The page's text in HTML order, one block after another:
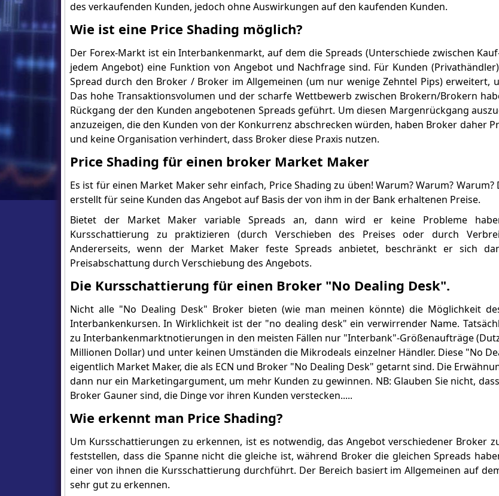
des verkaufenden Kunden, jedoch ohne Auswirkungen auf den kaufenden Kunden.
Wie ist eine Price Shading möglich?
Der Forex-Markt ist ein Interbankenmarkt, auf dem die Spreads (Unterschiede zwischen
jedem Angebot) eine Funktion von Angebot und Nachfrage sind. Für Kunden
Spread durch den Broker / Broker im Allgemeinen (um nur wenige Zehntel Pips) erweitert,
Das hohe Transaktionsvolumen und der scharfe Wettbewerb zwischen Brokern/Brokern
Rückgang der den Kunden angebotenen Spreads geführt. Um diesen Margenrückgang
anzuzeigen, die den Kunden von der Konkurrenz abschrecken würden, haben Broker daher
und keine Organisation verhindert, dass Broker diese Praxis nutzen.
Price Shading für einen broker Market Maker
Es ist für einen Market Maker sehr einfach, Price Shading zu üben! Warum? Warum?
erstellt für seine Kunden das Angebot auf Basis der von ihm in der Bank erhaltenen Preise.
Bietet der Market Maker variable Spreads an, dann wird er keine Probleme
Kursschattierung zu praktizieren (durch Verschieben des Preises oder durch
Andererseits, wenn der Market Maker feste Spreads anbietet, beschränkt er sich
Preisabschattung durch Verschiebung des Angebots.
Die Kursschattierung für einen Broker "No Dealing Desk".
Nicht alle "No Dealing Desk" Broker bieten (wie man meinen könnte) die Möglichkeit
Interbankenkursen. In Wirklichkeit ist der "no dealing desk" ein verwirrender Name.
zu Interbankenmarktnotierungen in den meisten Fällen nur "Interbank"-Größenaufträge
Millionen Dollar) und unter keinen Umständen die Mikrodeals einzelner Händler. Diese "No
eigentlich Market Maker, die als ECN und Broker "No Dealing Desk" getarnt sind. Die
dann nur ein Marketingargument, um mehr Kunden zu gewinnen. NB: Glauben Sie nicht,
Broker Gauner sind, die Dinge vor ihren Kunden verstecken.....
Wie erkennt man Price Shading?
Um Kursschattierungen zu erkennen, ist es notwendig, das Angebot verschiedener Broker
feststellen, dass die Spanne nicht die gleiche ist, während Broker die gleichen Spreads
einer von ihnen die Kursschattierung durchführt. Der Bereich basiert im Allgemeinen auf
sehr gut zu erkennen.